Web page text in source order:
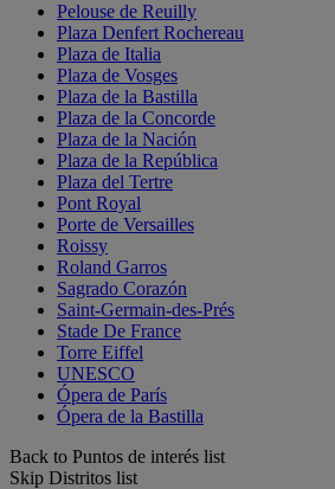
Pelouse de Reuilly
Plaza Denfert Rochereau
Plaza de Italia
Plaza de Vosges
Plaza de la Bastilla
Plaza de la Concorde
Plaza de la Nación
Plaza de la República
Plaza del Tertre
Pont Royal
Porte de Versailles
Roissy
Roland Garros
Sagrado Corazón
Saint-Germain-des-Prés
Stade De France
Torre Eiffel
UNESCO
Ópera de París
Ópera de la Bastilla
Back to Puntos de interés list
Skip Distritos list